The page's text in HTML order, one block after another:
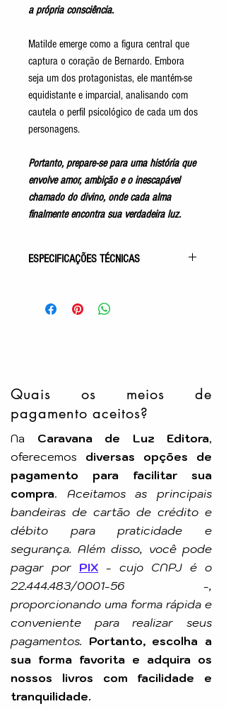
a própria consciência.
Matilde emerge como a figura central que
captura o coração de Bernardo. Embora
seja um dos protagonistas, ele mantém-se
equidistante e imparcial, analisando com
cautela o perfil psicológico de cada um dos
personagens.
Portanto, prepare-se para uma história que
envolve amor, ambição e o inescapável
chamado do divino, onde cada alma
finalmente encontra sua verdadeira luz.
ESPECIFICAÇÕES TÉCNICAS
Acabamento: Capa Comum
Autor: Dineu de Paula
Editora: EME
Quais os meios de
pagamento aceitos?
Na Caravana de Luz Editora,
oferecemos diversas opções de
pagamento para facilitar sua
compra. Aceitamos as principais
bandeiras de cartão de crédito e
débito para praticidade e
segurança. Além disso, você pode
pagar por PIX - cujo CNPJ é o
22.444.483/0001-56 -,
proporcionando uma forma rápida e
conveniente para realizar seus
pagamentos. Portanto, escolha a
sua forma favorita e adquira os
nossos livros com facilidade e
tranquilidade.